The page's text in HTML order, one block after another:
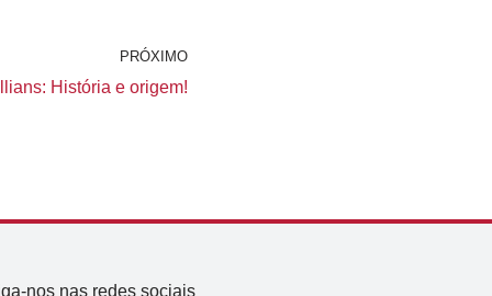
PRÓXIMO
História e origem!
nos nas redes sociais